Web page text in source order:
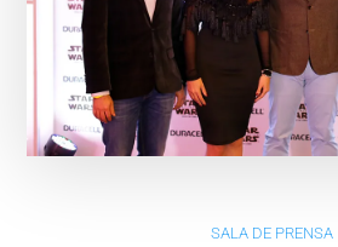
SALA DE PRENSA